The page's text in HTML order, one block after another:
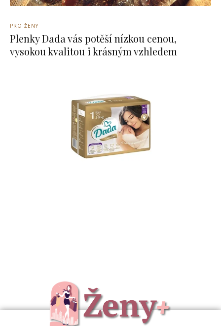
PRO ŽENY
Plenky Dada vás potěší nízkou cenou,
vysokou kvalitou i krásným vzhledem